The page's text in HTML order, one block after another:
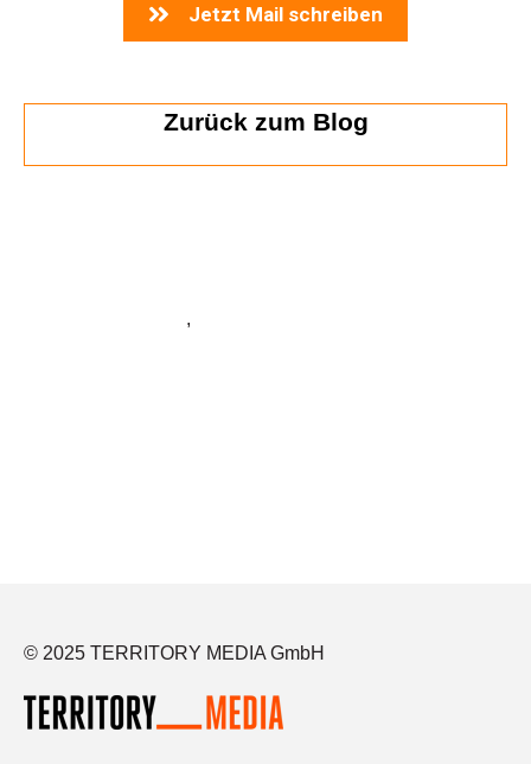
Jetzt Mail schreiben
Zurück zum Blog
,
© 2025 TERRITORY MEDIA GmbH